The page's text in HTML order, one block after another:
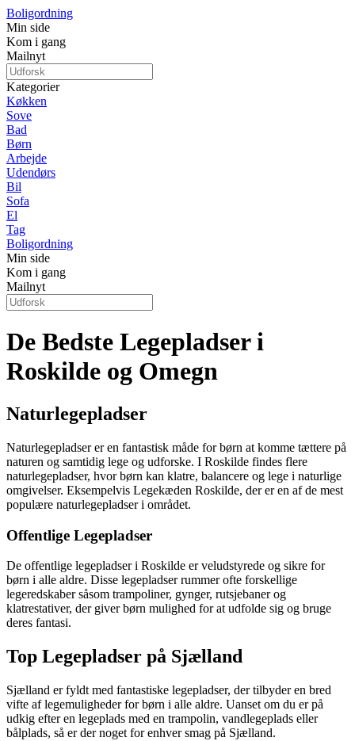
Boligordning
Min side
Kom i gang
Mailnyt
Kategorier
Køkken
Sove
Bad
Børn
Arbejde
Udendørs
Bil
Sofa
El
Tag
Boligordning
Min side
Kom i gang
Mailnyt
De Bedste Legepladser i
Roskilde og Omegn
Naturlegepladser
Naturlegepladser er en fantastisk måde for børn at komme tættere på
naturen og samtidig lege og udforske. I Roskilde findes flere
naturlegepladser, hvor børn kan klatre, balancere og lege i naturlige
omgivelser. Eksempelvis Legekæden Roskilde, der er en af de mest
populære naturlegepladser i området.
Offentlige Legepladser
De offentlige legepladser i Roskilde er veludstyrede og sikre for
børn i alle aldre. Disse legepladser rummer ofte forskellige
legeredskaber såsom trampoliner, gynger, rutsjebaner og
klatrestativer, der giver børn mulighed for at udfolde sig og bruge
deres fantasi.
Top Legepladser på Sjælland
Sjælland er fyldt med fantastiske legepladser, der tilbyder en bred
vifte af legemuligheder for børn i alle aldre. Uanset om du er på
udkig efter en legeplads med en trampolin, vandlegeplads eller
bålplads, så er der noget for enhver smag på Sjælland.